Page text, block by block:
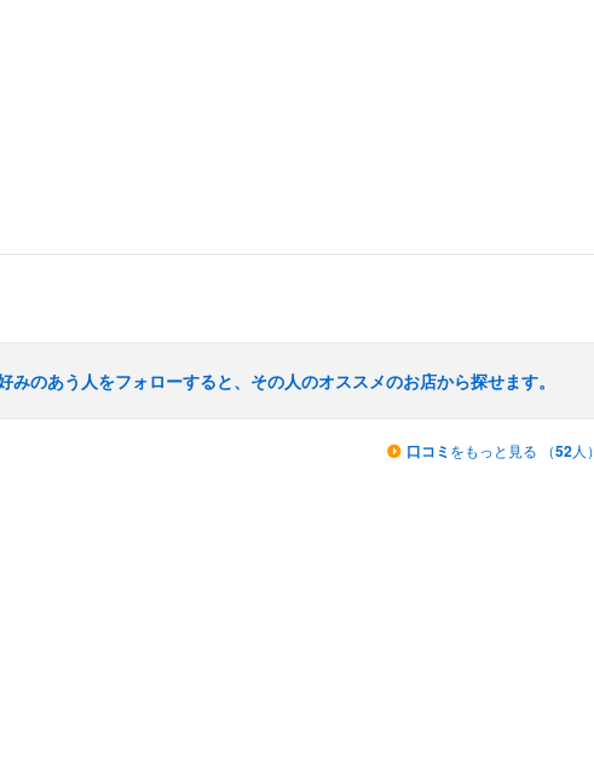
みのあう人をフォローすると、その人のオススメのお店から探せます。
口コミ をもっと見る （52人）